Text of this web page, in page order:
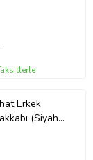
Erkek
(Siyah -